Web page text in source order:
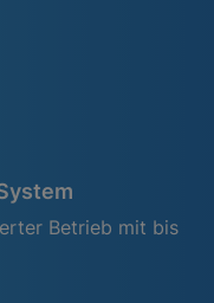
Betrieb mit bis